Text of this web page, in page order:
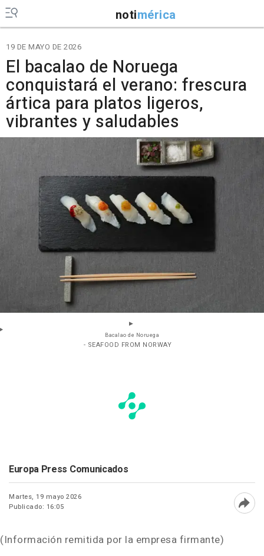
notimérica
19 DE MAYO DE 2026
El bacalao de Noruega
conquistará el verano: frescura
ártica para platos ligeros,
vibrantes y saludables
Bacalao de Noruega
- SEAFOOD FROM NORWAY
Europa Press Comunicados
Martes, 19 mayo 2026
Publicado: 16:05
(Información remitida por la empresa firmante)